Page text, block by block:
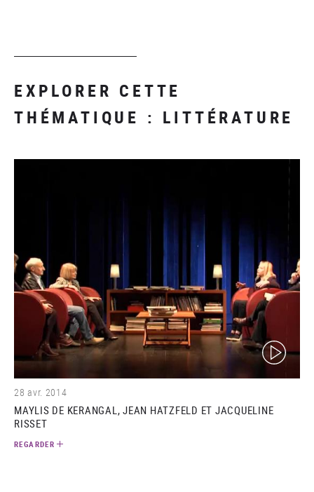
EXPLORER CETTE
THÉMATIQUE : LITTÉRATURE
(video)
28 avr. 2014
MAYLIS DE KERANGAL, JEAN HATZFELD ET JACQUELINE
RISSET
REGARDER